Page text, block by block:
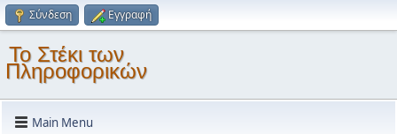
Σύνδεση Εγγραφή
Το Στέκι των
Πληροφορικών
Main Menu